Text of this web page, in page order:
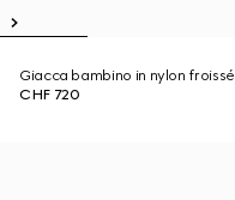
Giacca bambino in nylon froissé
CHF 720